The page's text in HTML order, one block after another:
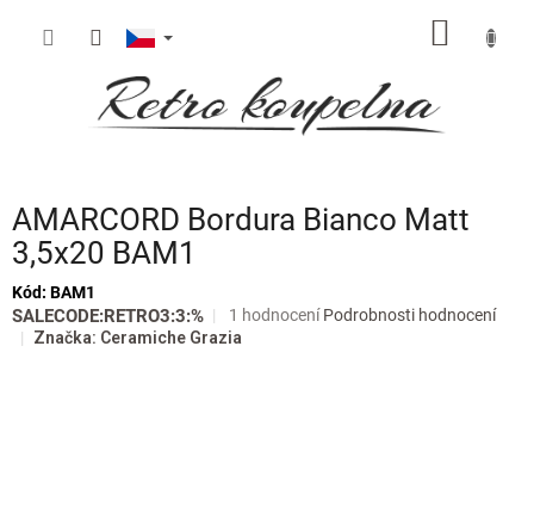
AMARCORD Bordura Bianco Matt
3,5x20 BAM1
Kód: BAM1
SALECODE:RETRO3:3:%
Průměrné
hodnocení
1 hodnocení Podrobnosti hodnocení
Značka: Ceramiche Grazia